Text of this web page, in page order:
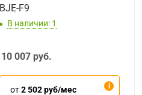
BJE-F9
В наличии: 1
10 007 руб.
от2 502 руб/мес